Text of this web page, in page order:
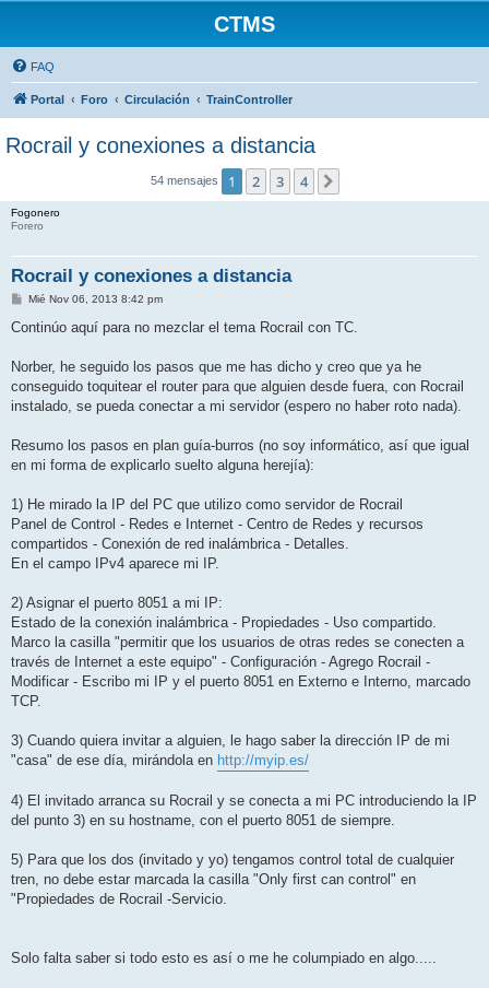
CTMS
FAQ
Portal Foro Circulación TrainController
Rocrail y conexiones a distancia
54 mensajes 1 2 3 4
Fogonero
Forero
Rocrail y conexiones a distancia
M
n
j
Mié Nov 06, 2013 8:42 pm
Continúo aquí para no mezclar el tema Rocrail con TC.
Norber, he seguido los pasos que me has dicho y creo que ya he
conseguido toquitear el router para que alguien desde fuera, con Rocrail
instalado, se pueda conectar a mi servidor (espero no haber roto nada).
Resumo los pasos en plan guía-burros (no soy informático, así que igual
en mi forma de explicarlo suelto alguna herejía):
1) He mirado la IP del PC que utilizo como servidor de Rocrail
Panel de Control - Redes e Internet - Centro de Redes y recursos
compartidos - Conexión de red inalámbrica - Detalles.
En el campo IPv4 aparece mi IP.
2) Asignar el puerto 8051 a mi IP:
Estado de la conexión inalámbrica - Propiedades - Uso compartido.
Marco la casilla "permitir que los usuarios de otras redes se conecten a
través de Internet a este equipo" - Configuración - Agrego Rocrail -
Modificar - Escribo mi IP y el puerto 8051 en Externo e Interno, marcado
TCP.
3) Cuando quiera invitar a alguien, le hago saber la dirección IP de mi
"casa" de ese día, mirándola en http://myip.es/
4) El invitado arranca su Rocrail y se conecta a mi PC introduciendo la IP
del punto 3) en su hostname, con el puerto 8051 de siempre.
5) Para que los dos (invitado y yo) tengamos control total de cualquier
tren, no debe estar marcada la casilla "Only first can control" en
"Propiedades de Rocrail -Servicio.
Solo falta saber si todo esto es así o me he columpiado en algo.....